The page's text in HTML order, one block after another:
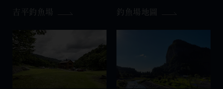
吉平釣魚場 釣魚場地圖